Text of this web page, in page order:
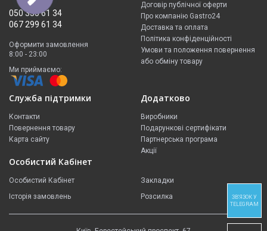
050 335 61 34
067 299 61 34
Оформити замовлення
8:00 - 23:00
Ми приймаємо:
Договір публічної оферти
Про компанію Gastro24
Доставка та оплата
Політика конфіденційності
Умови та положення повернення
або обміну товару
Служба підтримки
Контакти
Повернення товару
Карта сайту
Додатково
Виробники
Подарункові сертифікати
Партнерська програма
Акції
Особистий Кабінет
Особистий Кабінет
Історія замовлень
Закладки
Розсилка
ЗВ'ЯЗОК У
TELEGRAM